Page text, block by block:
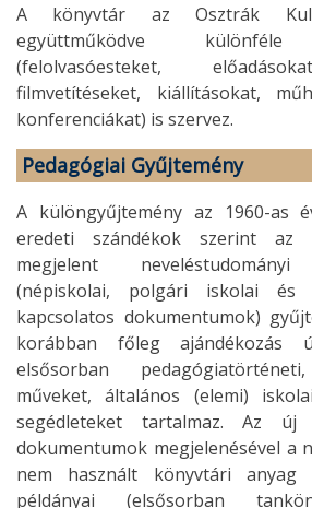
A könyvtár az Osztrák
együttműködve különféle
(felolvasóesteket,
filmvetítéseket, kiállításokat,
konferenciákat) is szervez.
Pedagógiai Gyűjtemény
A különgyűjtemény az 1960-as
eredeti szándékok szerint az
megjelent neveléstudományi
(népiskolai, polgári iskolai és
kapcsolatos dokumentumok)
korábban főleg ajándékozás
elsősorban
műveket, általános (elemi)
segédleteket tartalmaz. Az új
dokumentumok megjelenésével a
nem használt könyvtári anyag
példányai (elsősorban